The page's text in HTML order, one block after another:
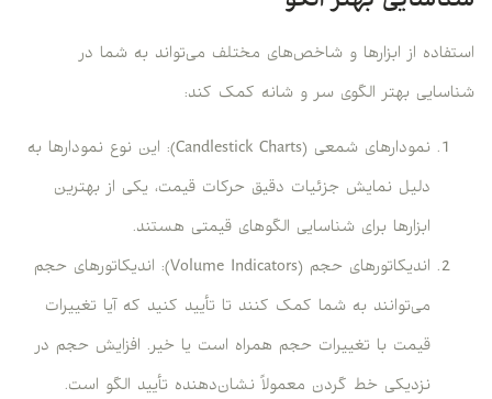
استفاده از ابزارها و شاخص‌های مختلف می‌تواند به شما در
شناسایی بهتر الگوی سر و شانه کمک کند:
نمودارهای شمعی (Candlestick Charts): این نوع نمودارها به
دلیل نمایش جزئیات دقیق حرکات قیمت، یکی از بهترین
ابزارها برای شناسایی الگوهای قیمتی هستند.
اندیکاتورهای حجم (Volume Indicators): اندیکاتورهای حجم
می‌توانند به شما کمک کنند تا تأیید کنید که آیا تغییرات
قیمت با تغییرات حجم همراه است یا خیر. افزایش حجم در
نزدیکی خط گردن معمولاً نشان‌دهنده تأیید الگو است.